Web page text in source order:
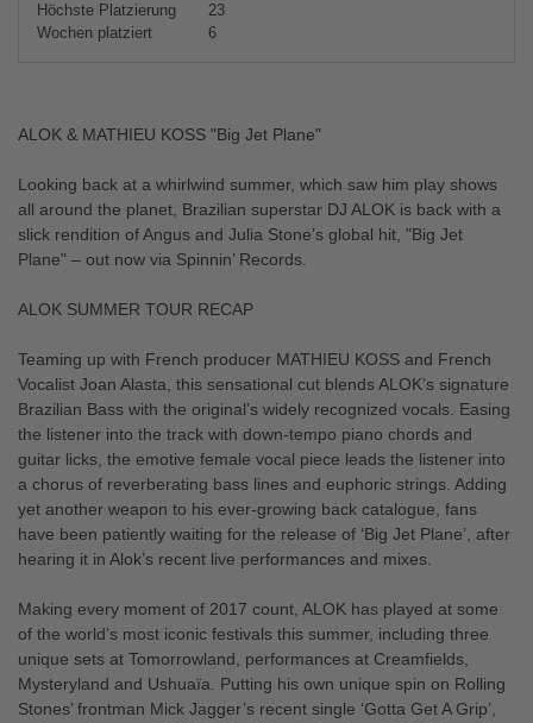
Höchste Platzierung
23
Wochen platziert
6
ALOK & MATHIEU KOSS "Big Jet Plane"
Looking back at a whirlwind summer, which saw him play shows
all around the planet, Brazilian superstar DJ ALOK is back with a
slick rendition of Angus and Julia Stone’s global hit, "Big Jet
Plane" – out now via Spinnin’ Records.
ALOK SUMMER TOUR RECAP
Teaming up with French producer MATHIEU KOSS and French
Vocalist Joan Alasta, this sensational cut blends ALOK’s signature
Brazilian Bass with the original’s widely recognized vocals. Easing
the listener into the track with down-tempo piano chords and
guitar licks, the emotive female vocal piece leads the listener into
a chorus of reverberating bass lines and euphoric strings. Adding
yet another weapon to his ever-growing back catalogue, fans
have been patiently waiting for the release of ‘Big Jet Plane’, after
hearing it in Alok’s recent live performances and mixes.
Making every moment of 2017 count, ALOK has played at some
of the world’s most iconic festivals this summer, including three
unique sets at Tomorrowland, performances at Creamfields,
Mysteryland and Ushuaïa. Putting his own unique spin on Rolling
Stones’ frontman Mick Jagger’s recent single ‘Gotta Get A Grip’,